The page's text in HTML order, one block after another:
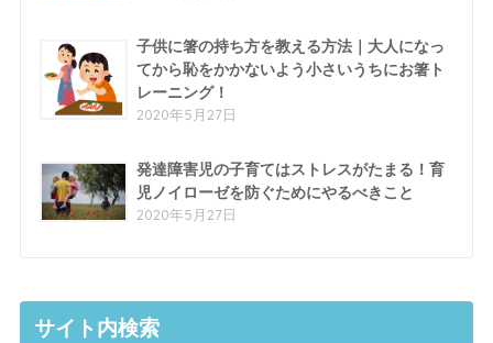
子供に箸の持ち方を教える方法｜大人になっ
てから恥をかかないよう小さいうちにお箸ト
レーニング！
2020年5月27日
発達障害児の子育てはストレスがたまる！育
児ノイローゼを防ぐためにやるべきこと
2020年5月27日
サイト内検索